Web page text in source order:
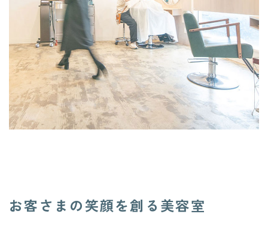
スタッフ紹介
店舗紹介
- 運営会社：合同会社StandByU -
お知らせ
お客さまの笑顔を創る美容室